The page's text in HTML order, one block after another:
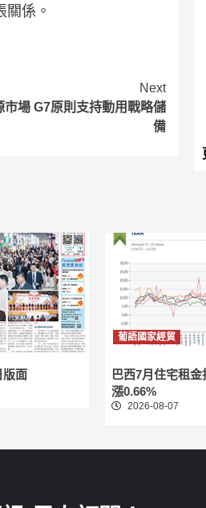
係。
Next
場 G7原則支持動用戰略儲
備
版面
葡語國家經貿
巴西7月住宅租
漲0.66%
2026-08-07